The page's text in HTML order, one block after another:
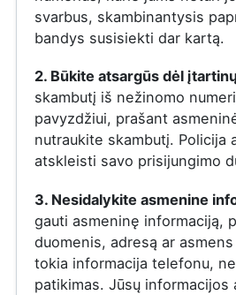
svarbus, skambinantysis
bandys susisiekti dar kartą.
2. Būkite atsargūs dėl
skambutį iš nežinomo
pavyzdžiui, prašant
nutraukite skambutį. Policija
atskleisti savo prisijungimo
3. Nesidalykite asmenine
gauti asmeninę informaciją,
duomenis, adresą ar
tokia informacija telefonu,
patikimas. Jūsų informacijos